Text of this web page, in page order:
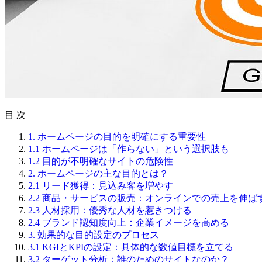
目 次
1. ホームページの目的を明確にする重要性
1.1 ホームページは「作らない」という選択肢も
1.2 目的が不明確なサイトの危険性
2. ホームページの主な目的とは？
2.1 リード獲得：見込み客を増やす
2.2 商品・サービスの販売：オンラインでの売上を伸ば
2.3 人材採用：優秀な人材を惹きつける
2.4 ブランド認知度向上：企業イメージを高める
3. 効果的な目的設定のプロセス
3.1 KGIとKPIの設定：具体的な数値目標を立てる
3.2 ターゲット分析：誰のためのサイトなのか？